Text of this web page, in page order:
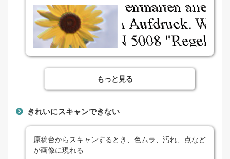
もっと見る
きれいにスキャンできない
原稿台からスキャンするとき、色ムラ、汚れ、点など
が画像に現れる